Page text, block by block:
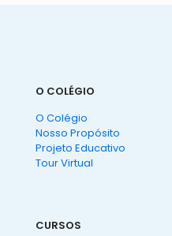
O COLÉGIO
O Colégio
Nosso Propósito
Projeto Educativo
Tour Virtual
CURSOS